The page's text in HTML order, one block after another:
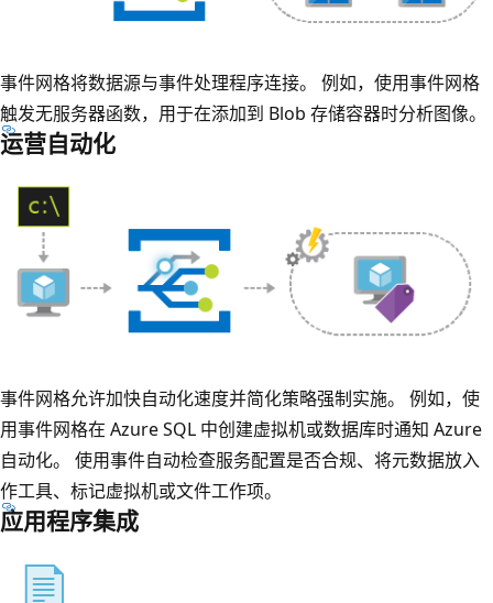
事件网格将数据源与事件处理程序连接。 例如，使用事件网格
触发无服务器函数，用于在添加到 Blob 存储容器时分析图像。
运营自动化
事件网格允许加快自动化速度并简化策略强制实施。 例如，使
用事件网格在 Azure SQL 中创建虚拟机或数据库时通知 Azure
自动化。 使用事件自动检查服务配置是否合规、将元数据放入
作工具、标记虚拟机或文件工作项。
应用程序集成